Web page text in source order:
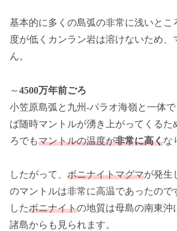
基本的に多くの島弧の非常に浅いとこ
度が低くカンラン岩は溶けないため、
ん。
～4500万年前ごろ
小笠原島弧と九州-パラオ海嶺と一体
ば随時マントルが湧き上がってくるた
ろでもマントルの温度が非常に高くな
したがって、 ボニナイトマグマが発生
のマントルは非常に高温であったので
したボニナイトの地質は母島の南東沖
諸島からも見られます。